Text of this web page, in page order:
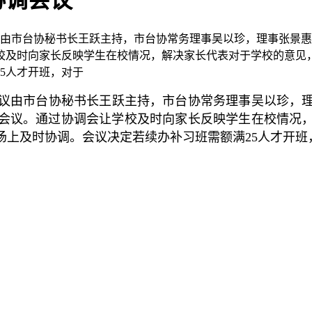
台协秘书长王跃主持，市台协常务理事吴以珍，理事张景
时向家长反映学生在校情况，解决家长代表对于学校的意
人才开班，对于
由市台协秘书长王跃主持，市台协常务理事吴以珍
议。通过协调会让学校及时向家长反映学生在校情况
及时协调。会议决定若续办补习班需额满25人才开